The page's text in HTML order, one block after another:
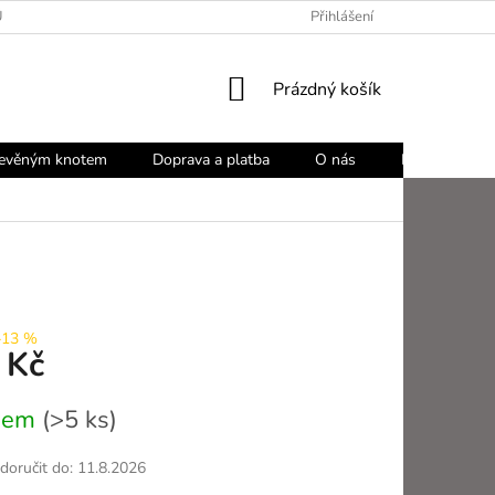
Přihlášení
NÁKUPNÍ
Prázdný košík
knotem Doprava a platba O nás Blog
%
(>5 ks)
do: 11.8.2026